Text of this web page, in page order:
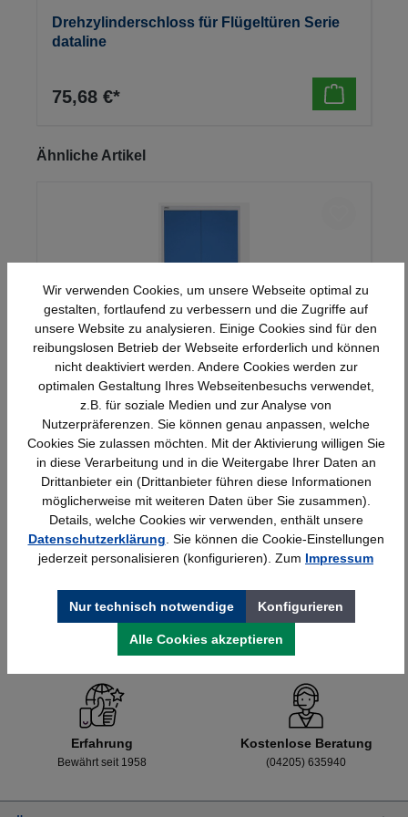
Drehzylinderschloss für Flügeltüren Serie
dataline
75,68 €*
Produktgalerie überspringen
Ähnliche Artikel
Stahl-Flügeltürenschrank Serie 950
428,40 €* Details
Schnelle Lieferung
Bundesweit
Topmarken
Faire Preise
Erfahrung
Bewährt seit 1958
Kostenlose Beratung
(04205) 635940
Wir verwenden Cookies, um unsere Webseite optimal zu
gestalten, fortlaufend zu verbessern und die Zugriffe auf
unsere Website zu analysieren. Einige Cookies sind für den
reibungslosen Betrieb der Webseite erforderlich und können
nicht deaktiviert werden. Andere Cookies werden zur
optimalen Gestaltung Ihres Webseitenbesuchs verwendet,
z.B. für soziale Medien und zur Analyse von
Nutzerpräferenzen. Sie können genau anpassen, welche
Cookies Sie zulassen möchten. Mit der Aktivierung willigen Sie
in diese Verarbeitung und in die Weitergabe Ihrer Daten an
Drittanbieter ein (Drittanbieter führen diese Informationen
möglicherweise mit weiteren Daten über Sie zusammen).
Details, welche Cookies wir verwenden, enthält unsere
Datenschutzerklärung . Sie können die Cookie-Einstellungen
jederzeit personalisieren (konfigurieren). Zum Impressum
Nur technisch notwendige Konfigurieren
Alle Cookies akzeptieren